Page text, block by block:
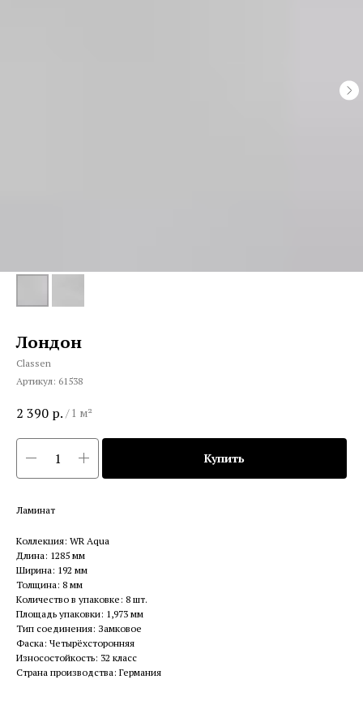
Лондон
Classen
Артикул: 61538
2 390 р. / 1 м²
Купить
Ламинат
Коллекция: WR Aqua
Длина: 1285 мм
Ширина: 192 мм
Толщина: 8 мм
Количество в упаковке: 8 шт.
Площадь упаковки: 1,973 мм
Тип соединения: Замковое
Фаска: Четырёхсторонняя
Износостойкость: 32 класс
Страна производства: Германия